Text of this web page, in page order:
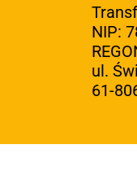
NIP:
ul.
61-